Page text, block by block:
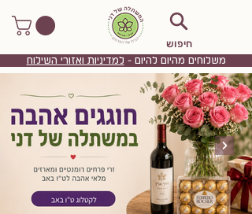
חיפוש
משלוחים מהיום להיום - למדיניות ואזורי השילוח